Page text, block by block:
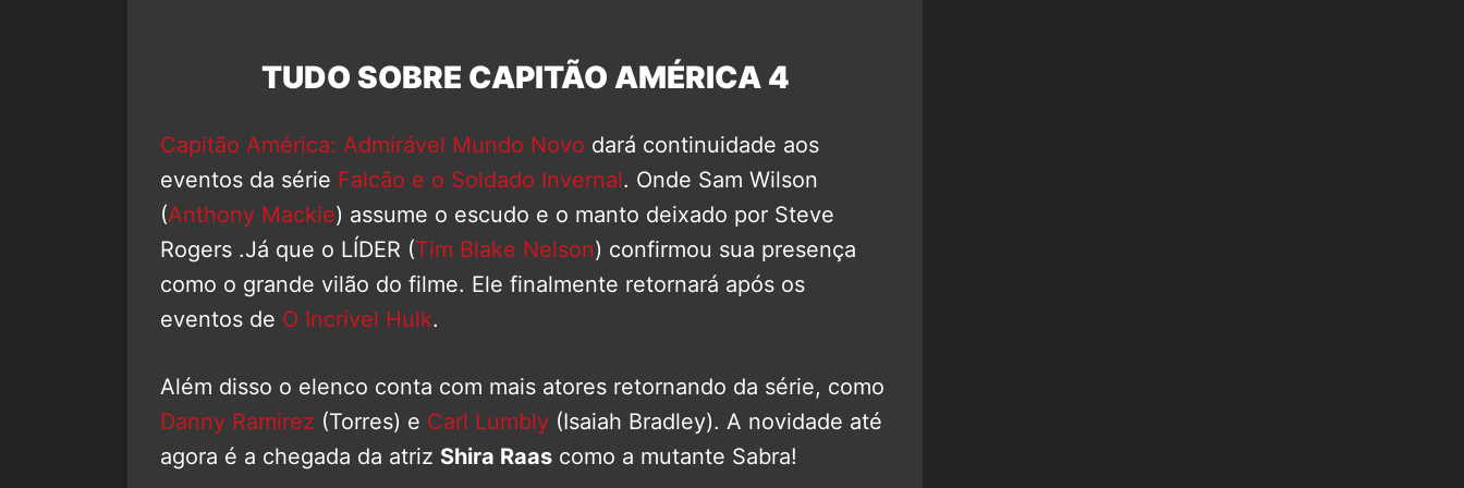
TUDO SOBRE CAPITÃO AMÉRICA 4
Capitão América: Admirável Mundo Novo dará continuidade aos
eventos da série Falcão e o Soldado Invernal. Onde Sam Wilson
(Anthony Mackie) assume o escudo e o manto deixado por Steve
Rogers .Já que o LÍDER (Tim Blake Nelson) confirmou sua presença
como o grande vilão do filme. Ele finalmente retornará após os
eventos de O Incrível Hulk.
Além disso o elenco conta com mais atores retornando da série, como
Danny Ramirez (Torres) e Carl Lumbly (Isaiah Bradley). A novidade até
agora é a chegada da atriz Shira Raas como a mutante Sabra!